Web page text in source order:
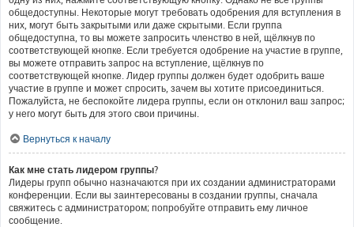
общедоступны. Некоторые могут требовать одобрения для вступления в
них, могут быть закрытыми или даже скрытыми. Если группа
общедоступна, то вы можете запросить членство в ней, щёлкнув по
соответствующей кнопке. Если требуется одобрение на участие в группе,
вы можете отправить запрос на вступление, щёлкнув по
соответствующей кнопке. Лидер группы должен будет одобрить ваше
участие в группе и может спросить, зачем вы хотите присоединиться.
Пожалуйста, не беспокойте лидера группы, если он отклонил ваш запрос;
у него могут быть для этого свои причины.
Вернуться к началу
Как мне стать лидером группы?
Лидеры групп обычно назначаются при их создании администраторами
конференции. Если вы заинтересованы в создании группы, сначала
свяжитесь с администратором; попробуйте отправить ему личное
сообщение.